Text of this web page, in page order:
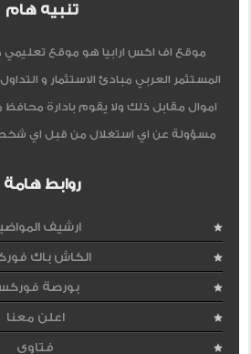
تنبيه هام
موقع اف اكس ارابيا هو موقع
المستثمر العربي مبادئ الاستثمار و
اموال مقابل ذلك ولا يقوم بادارة محافظ
مسؤولة عن اي استغلال من قبل اي
روابط هامة
ارشيف
الكاش باك
بورصة
اعلن معنا
فتاوى